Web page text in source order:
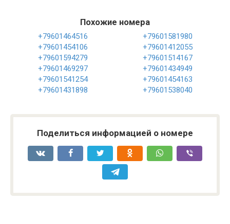
Похожие номера
+79601464516
+79601581980
+79601454106
+79601412055
+79601594279
+79601514167
+79601469297
+79601434949
+79601541254
+79601454163
+79601431898
+79601538040
Поделиться информацией о номере